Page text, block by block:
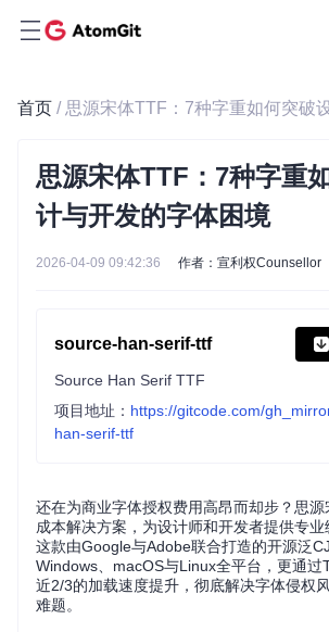
首页
思源宋体TTF：7种字重
计与开发的字体困境
2026-04-09 09:42:36 作者：宣利权Counsellor
source-han-serif-ttf
Source Han Serif TTF
项目地址： https://gitcode.com/
han-serif-ttf
还在为商业字体授权费用高昂而却步？思
成本解决方案，为设计师和开发者提供专业
这款由Google与Adobe联合打造的开源泛
Windows、macOS与Linux全平台，更通过
近2/3的加载速度提升，彻底解决字体侵权
难题。